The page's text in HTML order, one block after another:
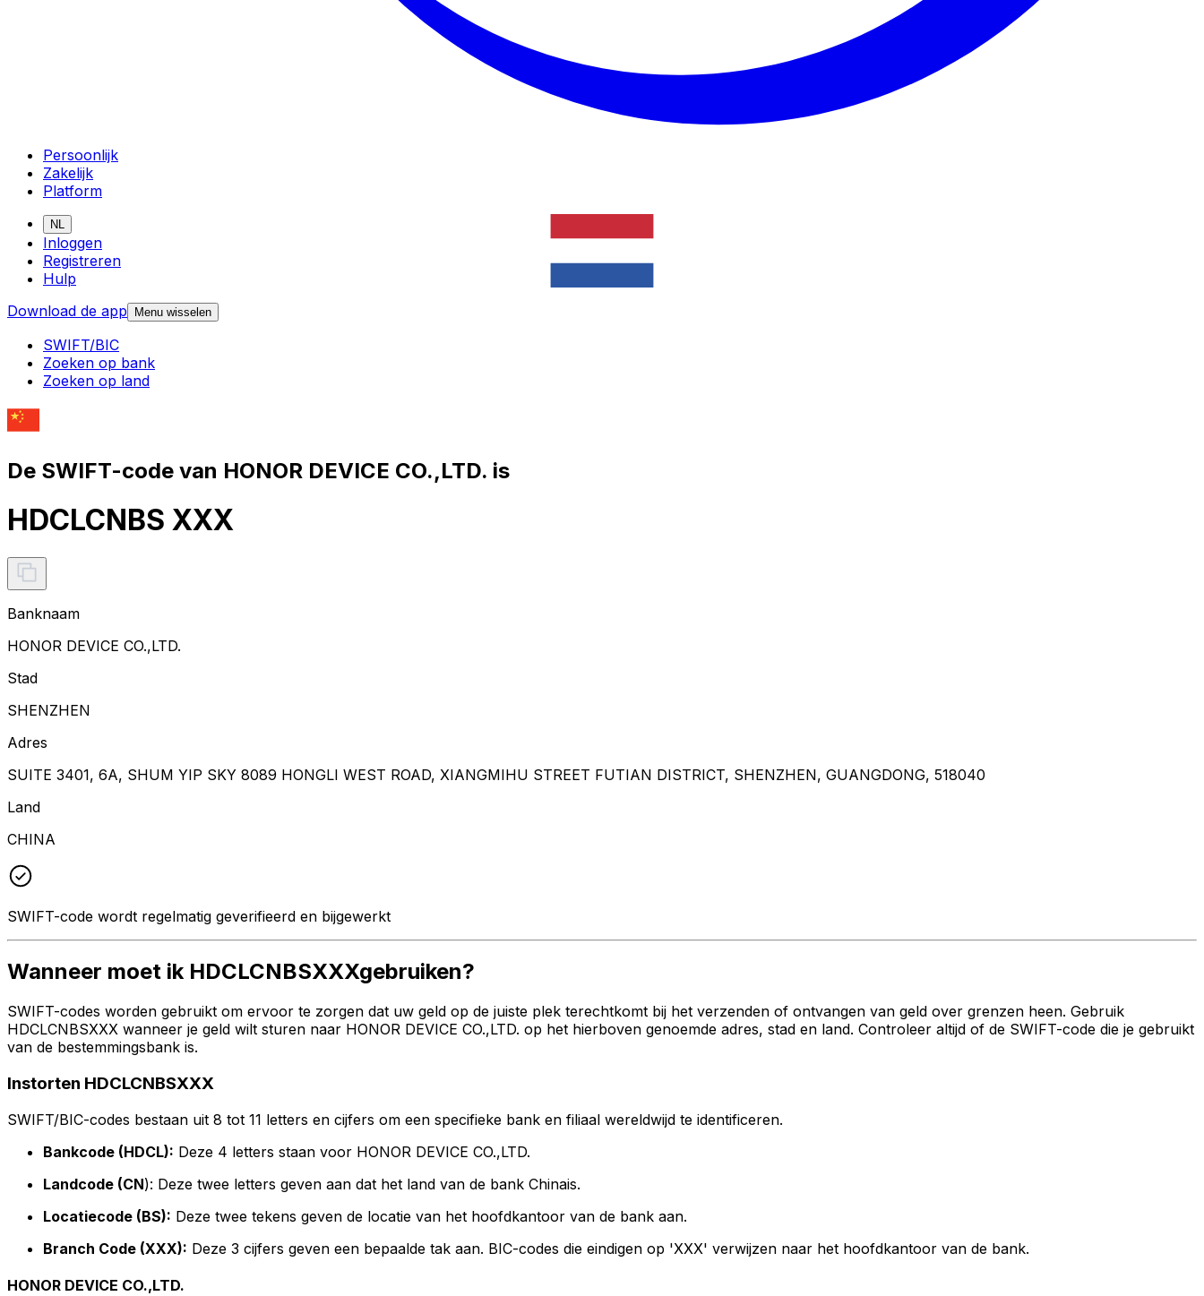
Persoonlijk
Zakelijk
Platform
NL
Inloggen
Registreren
Hulp
Download de app
Menu wisselen
SWIFT/BIC
Zoeken op bank
Zoeken op land
De SWIFT-code van HONOR DEVICE CO.,LTD. is
HDCLCNBS XXX
Banknaam
HONOR DEVICE CO.,LTD.
Stad
SHENZHEN
Adres
SUITE 3401, 6A, SHUM YIP SKY 8089 HONGLI WEST ROAD, XIANGMIHU STREET FUTIAN DISTRICT, SHENZHEN, GUANGDONG, 518040
Land
CHINA
SWIFT-code wordt regelmatig geverifieerd en bijgewerkt
Wanneer moet ik HDCLCNBSXXXgebruiken?
SWIFT-codes worden gebruikt om ervoor te zorgen dat uw geld op de juiste plek terechtkomt bij het verzenden of ontvangen van geld over grenzen heen. Gebruik
HDCLCNBSXXX wanneer je geld wilt sturen naar HONOR DEVICE CO.,LTD. op het hierboven genoemde adres, stad en land. Controleer altijd of de SWIFT-code die je gebruikt
van de bestemmingsbank is.
Instorten HDCLCNBSXXX
SWIFT/BIC-codes bestaan uit 8 tot 11 letters en cijfers om een specifieke bank en filiaal wereldwijd te identificeren.
Bankcode (HDCL): Deze 4 letters staan voor HONOR DEVICE CO.,LTD.
Landcode (CN): Deze twee letters geven aan dat het land van de bank Chinais.
Locatiecode (BS): Deze twee tekens geven de locatie van het hoofdkantoor van de bank aan.
Branch Code (XXX): Deze 3 cijfers geven een bepaalde tak aan. BIC-codes die eindigen op 'XXX' verwijzen naar het hoofdkantoor van de bank.
HONOR DEVICE CO.,LTD.